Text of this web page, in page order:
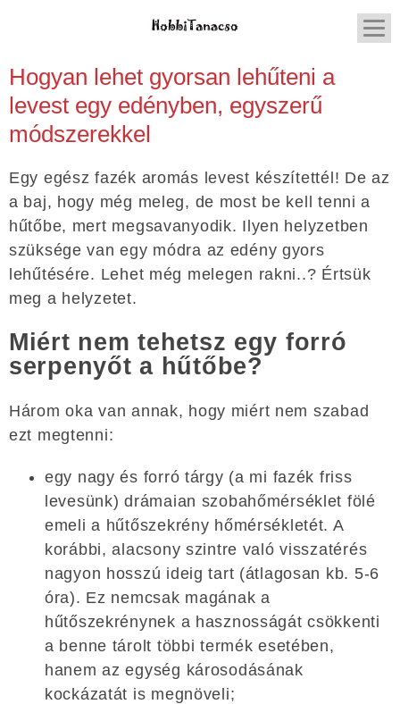
Hogyan lehet gyorsan lehűteni a
levest egy edényben, egyszerű
módszerekkel
Egy egész fazék aromás levest készítettél! De az
a baj, hogy még meleg, de most be kell tenni a
hűtőbe, mert megsavanyodik. Ilyen helyzetben
szüksége van egy módra az edény gyors
lehűtésére. Lehet még melegen rakni..? Értsük
meg a helyzetet.
Miért nem tehetsz egy forró
serpenyőt a hűtőbe?
Három oka van annak, hogy miért nem szabad
ezt megtenni:
egy nagy és forró tárgy (a mi fazék friss
levesünk) drámaian szobahőmérséklet fölé
emeli a hűtőszekrény hőmérsékletét. A
korábbi, alacsony szintre való visszatérés
nagyon hosszú ideig tart (átlagosan kb. 5-6
óra). Ez nemcsak magának a
hűtőszekrénynek a hasznosságát csökkenti
a benne tárolt többi termék esetében,
hanem az egység károsodásának
kockázatát is megnöveli;